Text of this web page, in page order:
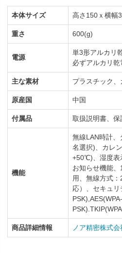
本体サイズ 高さ150ｘ横幅
重さ 600(g)
電源
単3形アルカリ
必ずアルカリ乾
主な素材 プラスチック、
原産国 中国
付属品 取扱説明書、保
機能
無線LAN時計、
名選択)、カレ
+50℃)、湿度表
お知らせ機能
用、無線方式
応）、セキュリ
商品詳細情報 ノア精密株式